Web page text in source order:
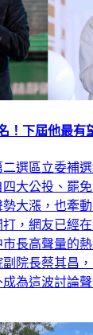
！下屆他最有
選區立委補
大公投、罷
大漲，也牽
，網友已經
長高聲量的
院長蔡其昌
為這波討論